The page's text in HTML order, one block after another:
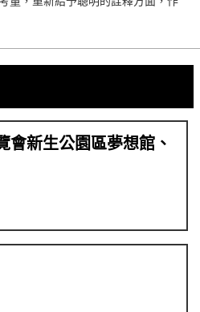
會新生公園區夢想館、